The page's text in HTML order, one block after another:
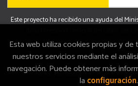
Este proyecto ha recibido una ayuda del
2026 ©La Memòria. Todos los
Esta web utiliza cookies propias y de
nuestros servicios mediante el
navegación. Puede obtener más
la configuración.